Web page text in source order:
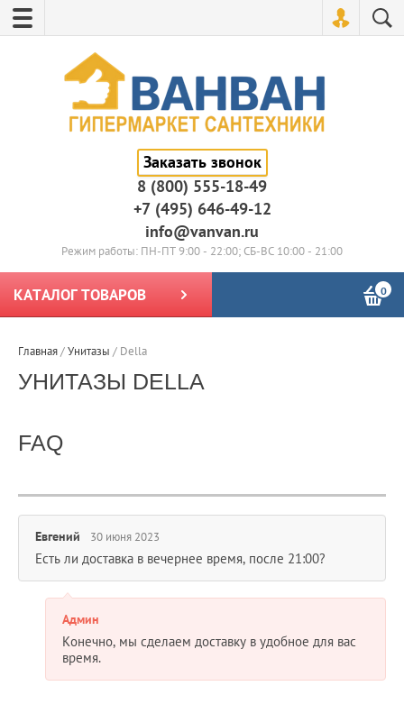
Заказать звонок
8 (800) 555-18-49
+7 (495) 646-49-12
info@vanvan.ru
Режим работы: ПН-ПТ 9:00 - 22:00; СБ-ВС 10:00 - 21:00
КАТАЛОГ ТОВАРОВ 0
Главная/Унитазы / Della
УНИТАЗЫ DELLA
FAQ
Евгений 30 июня 2023
Есть ли доставка в вечернее время, после 21:00?
Админ
Конечно, мы сделаем доставку в удобное для вас
время.